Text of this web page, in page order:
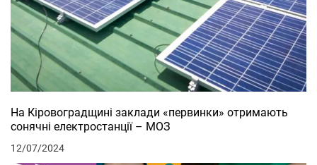
На Кіровоградщині заклади «первинки» отримають
сонячні електростанції – МОЗ
12/07/2024